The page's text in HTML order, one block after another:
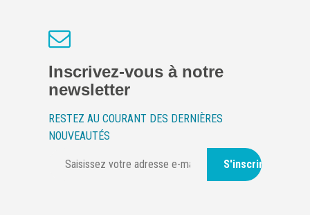
Inscrivez-vous à notre
newsletter
RESTEZ AU COURANT DES DERNIÈRES
NOUVEAUTÉS
S'inscrire